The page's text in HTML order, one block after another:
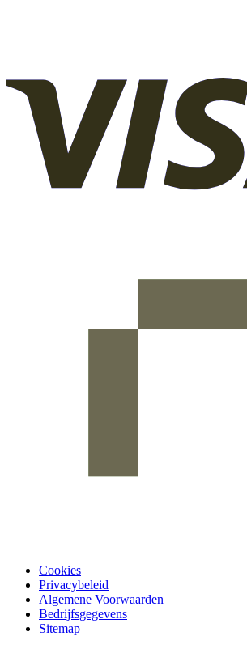
Cookies
Privacybeleid
Algemene Voorwaarden
Bedrijfsgegevens
Sitemap